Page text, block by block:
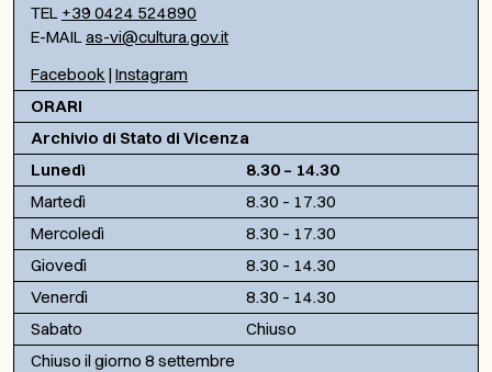
TEL +39 0424 524890
E-MAILas-vi@cultura.gov.it
Facebook | Instagram
ORARI
Archivio di Stato di Vicenza
Lunedì
8.30 – 14.30
Martedì
8.30 – 17.30
Mercoledì
8.30 – 17.30
Giovedì
8.30 – 14.30
Venerdì
8.30 – 14.30
Sabato
Chiuso
Chiuso il giorno 8 settembre